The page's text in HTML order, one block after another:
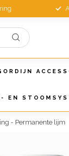
EN
- Permanente lijm